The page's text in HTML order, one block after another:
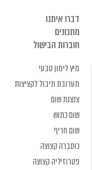
דברו איתנו
מתכונים
חוברות הבישול
מיץ לימון טבעי
תערובת תיבול לקציצות
צנצנת שום
שום כתוש
שום חריף
כוסברה קצוצה
פטרוזיליה קצוצה